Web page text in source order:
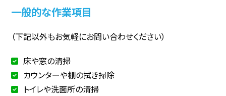
一般的な作業項目
（下記以外もお気軽にお問い合わせください）
床や窓の清掃
カウンターや棚の拭き掃除
トイレや洗面所の清掃